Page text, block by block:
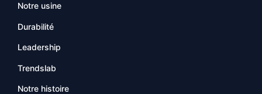
Notre usine
Durabilité
Leadership
Trendslab
Notre histoire